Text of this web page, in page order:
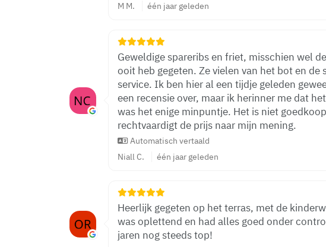
M M. één jaar geleden
Geweldige spareribs en friet, misschien wel
ooit heb gegeten. Ze vielen van het bot en de saus
service. Ik ben hier al een tijdje geleden geweest en schrijf er nu pas
een recensie over, maar ik herinner me dat
was het enige minpuntje. Het is niet goedkoop, maar het eten
rechtvaardigt de prijs naar mijn mening.
Automatisch vertaald
Niall C.
één jaar geleden
Heerlijk gegeten op het terras, met de
was oplettend en had alles goed onder
jaren nog steeds top!